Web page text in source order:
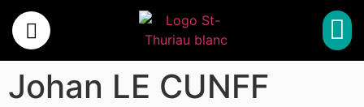
Johan LE CUNFF